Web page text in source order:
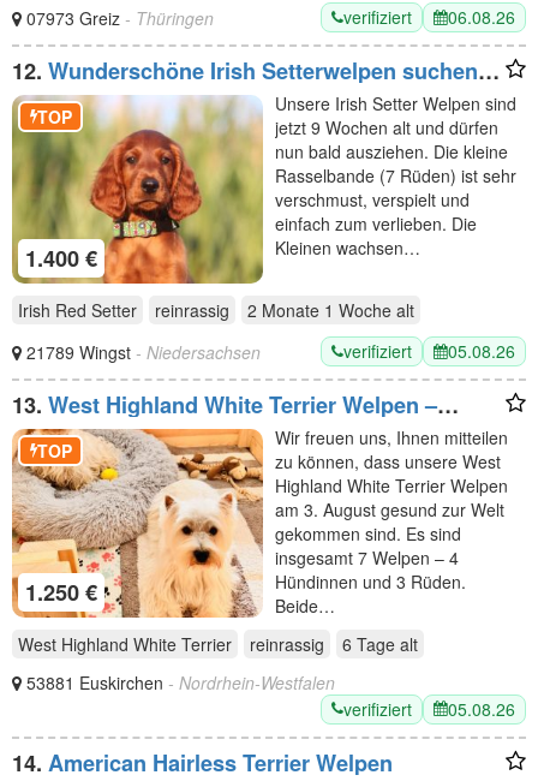
07973 Greiz - Thüringen verifiziert 06.08.26
12. Wunderschöne Irish Setterwelpen suchen
liebevolle Plätze
1.400 €
TOP
Unsere Irish Setter Welpen sind
jetzt 9 Wochen alt und dürfen
nun bald ausziehen. Die kleine
Rasselbande (7 Rüden) ist sehr
verschmust, verspielt und
einfach zum verlieben. Die
Kleinen wachsen…
Irish Red Setter reinrassig 2 Monate 1 Woche alt
21789 Wingst - Niedersachsen verifiziert 05.08.26
13. West Highland White Terrier Welpen –
Einmaliger Wurf erwartet
1.250 €
TOP
Wir freuen uns, Ihnen mitteilen
zu können, dass unsere West
Highland White Terrier Welpen
am 3. August gesund zur Welt
gekommen sind. Es sind
insgesamt 7 Welpen – 4
Hündinnen und 3 Rüden.
Beide…
West Highland White Terrier
reinrassig 6 Tage alt
53881 Euskirchen - Nordrhein-Westfalen
verifiziert
05.08.26
14. American Hairless Terrier Welpen